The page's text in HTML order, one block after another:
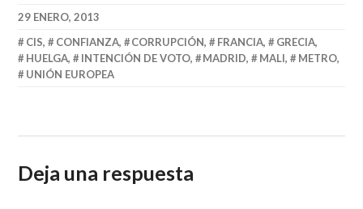
29 ENERO, 2013
CIS, CONFIANZA, CORRUPCIÓN, FRANCIA, GRECIA,
HUELGA, INTENCIÓN DE VOTO, MADRID, MALI, METRO,
UNIÓN EUROPEA
Deja una respuesta